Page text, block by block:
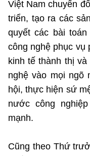
Việt Nam chuyển
triển, tạo ra các
quyết các bài
công nghệ phục vụ
kinh tế thành thị
nghệ vào mọi ngõ
hội, thực hiện sứ
nước công
mạnh.
Cũng theo Thứ